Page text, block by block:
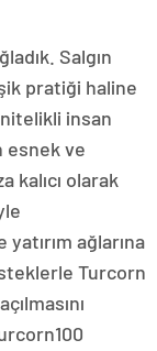
Salgın
pratiği haline
nitelikli insan
esnek ve
kalıcı olarak
ağlarına
Turcorn